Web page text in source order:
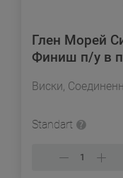
Глен Морей
Финиш п/у в
Виски,
Standart